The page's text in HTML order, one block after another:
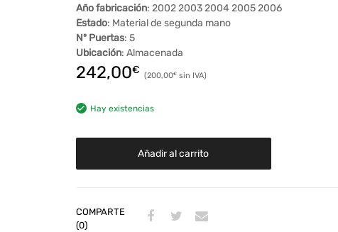
Año fabricación: 2002 2003 2004 2005 2006
Estado: Material de segunda mano
Nº Puertas: 5
Ubicación: Almacenada
242,00€ 200,00€
Hay existencias
Añadir al carrito
COMPARTE
(0)